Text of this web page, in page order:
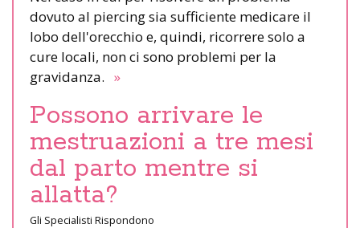
dovuto al piercing sia sufficiente medicare il
lobo dell'orecchio e, quindi, ricorrere solo a
cure locali, non ci sono problemi per la
gravidanza. »
Possono arrivare le
mestruazioni a tre mesi
dal parto mentre si
allatta?
Gli Specialisti Rispondono